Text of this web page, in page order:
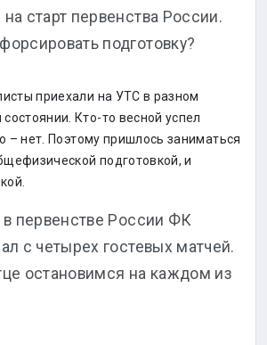
старт первенства России.
подготовку?
приехали на УТС в разном
Кто-то весной успел
– нет. Поэтому пришлось заниматься
подготовкой, и
в первенстве России ФК
с четырех гостевых матчей.
остановимся на каждом из